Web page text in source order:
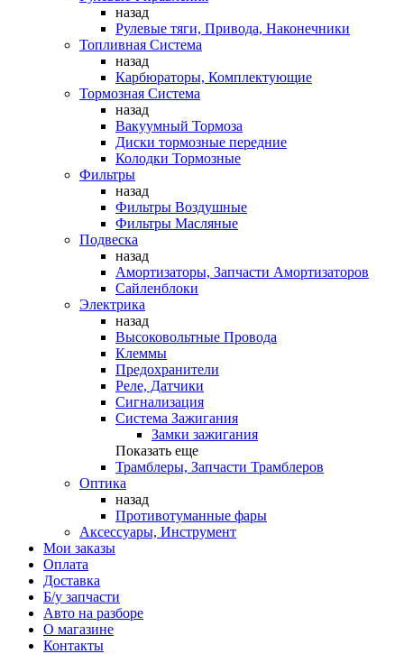
назад
Рулевые тяги, Привода, Наконечники
Топливная Система
назад
Карбюраторы, Комплектующие
Тормозная Система
назад
Вакуумный Тормоза
Диски тормозные передние
Колодки Тормозные
Фильтры
назад
Фильтры Воздушные
Фильтры Масляные
Подвеска
назад
Амортизаторы, Запчасти Амортизаторов
Сайленблоки
Электрика
назад
Высоковольтные Провода
Клеммы
Предохранители
Реле, Датчики
Сигнализация
Система Зажигания
Замки зажигания
Показать еще
Трамблеры, Запчасти Трамблеров
Оптика
назад
Противотуманные фары
Аксессуары, Инструмент
Мои заказы
Оплата
Доставка
Б/у запчасти
Авто на разборе
О магазине
Контакты